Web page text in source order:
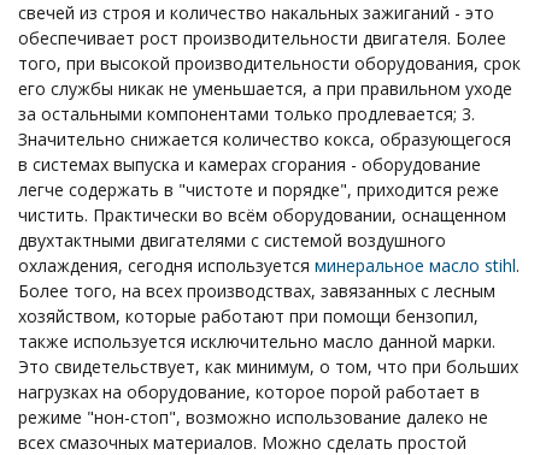
свечей из строя и количество накальных зажиганий - это
обеспечивает рост производительности двигателя. Более
того, при высокой производительности оборудования, срок
его службы никак не уменьшается, а при правильном уходе
за остальными компонентами только продлевается; 3.
Значительно снижается количество кокса, образующегося
в системах выпуска и камерах сгорания - оборудование
легче содержать в "чистоте и порядке", приходится реже
чистить. Практически во всём оборудовании, оснащенном
двухтактными двигателями с системой воздушного
охлаждения, сегодня используется минеральное масло stihl.
Более того, на всех производствах, завязанных с лесным
хозяйством, которые работают при помощи бензопил,
также используется исключительно масло данной марки.
Это свидетельствует, как минимум, о том, что при больших
нагрузках на оборудование, которое порой работает в
режиме "нон-стоп", возможно использование далеко не
всех смазочных материалов. Можно сделать простой